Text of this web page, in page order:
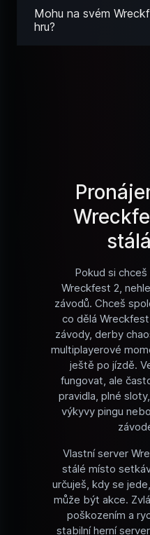
Mohu na svém
hru?
Pokud si
Wreckfest 2,
závodů. Chceš
co dělá
závody, derby
multiplayerové
ještě po jízdě.
fungovat, ale
pravidla, plné
výkyvy pingu
Vlastní server
stálé místo
určuješ, kdy se
může být akce.
poškozením a
stabilní herní